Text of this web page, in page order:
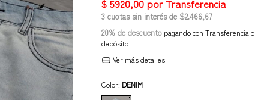
3 cuotas sin interés de $2.466,67
20% de descuento pagando con Transferencia o
depósito
Ver más detalles
Color: DENIM